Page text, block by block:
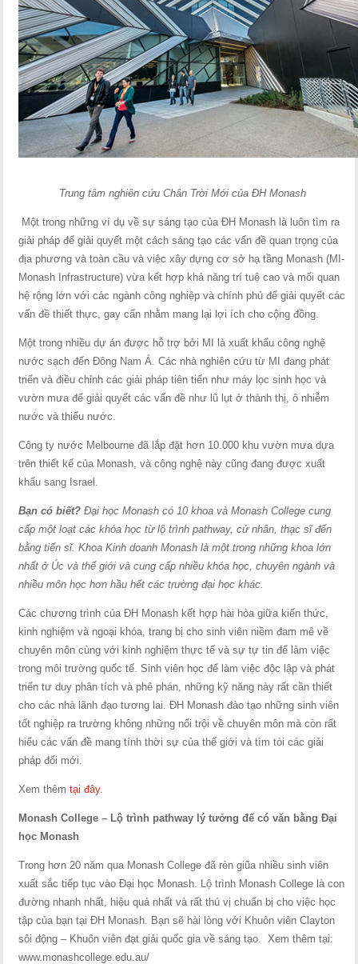
Trung tâm nghiên cứu Chân Trời Mới của ĐH Monash
Một trong những ví dụ về sự sáng tạo của ĐH Monash là luôn tìm ra
giải pháp để giải quyết một cách sáng tạo các vấn đề quan trọng của
địa phương và toàn cầu và việc xây dựng cơ sở hạ tầng Monash (MI-
Monash Infrastructure) vừa kết hợp khả năng trí tuệ cao và mối quan
hệ rộng lớn với các ngành công nghiệp và chính phủ để giải quyết các
vấn đề thiết thực, gay cấn nhằm mang lại lợi ích cho cộng đồng.
Một trong nhiều dự án được hỗ trợ bởi MI là xuất khẩu công nghệ
nước sạch đến Đông Nam Á. Các nhà nghiên cứu từ MI đang phát
triển và điều chỉnh các giải pháp tiên tiến như máy lọc sinh học và
vườn mưa để giải quyết các vấn đề như lũ lụt ở thành thị, ô nhiễm
nước và thiếu nước.
Công ty nước Melbourne đã lắp đặt hơn 10.000 khu vườn mưa dựa
trên thiết kế của Monash, và công nghệ này cũng đang được xuất
khẩu sang Israel.
Bạn có biết?Đại học Monash có 10 khoa và Monash College cung
cấp một loạt các khóa học từ lộ trình pathway, cử nhân, thạc sĩ đến
bằng tiến sĩ. Khoa Kinh doanh Monash là một trong những khoa lớn
nhất ở Úc và thế giới và cung cấp nhiều khóa học, chuyên ngành và
nhiều môn học hơn hầu hết các trường đại học khác.
Các chương trình của ĐH Monash kết hợp hài hòa giữa kiến thức,
kinh nghiệm và ngoại khóa, trang bị cho sinh viên niềm đam mê về
chuyên môn cùng với kinh nghiệm thực tế và sự tự tin để làm việc
trong môi trường quốc tế. Sinh viên học để làm việc độc lập và phát
triển tư duy phân tích và phê phán, những kỹ năng này rất cần thiết
cho các nhà lãnh đạo tương lai. ĐH Monash đào tạo những sinh viên
tốt nghiệp ra trường không những nổi trội về chuyên môn mà còn rất
hiểu các vấn đề mang tính thời sự của thế giới và tìm tòi các giải
pháp đổi mới.
Xem thêmtại đây.
Monash College – Lộ trình pathway lý tưởng để có văn bằng Đại
học Monash
Trong hơn 20 năm qua Monash College đã rèn giũa nhiều sinh viên
xuất sắc tiếp tục vào Đại học Monash. Lộ trình Monash College là con
đường nhanh nhất, hiệu quả nhất và rất thú vị chuẩn bị cho việc học
tập của bạn tại ĐH Monash. Bạn sẽ hài lòng với Khuôn viên Clayton
sôi động – Khuôn viên đạt giải quốc gia về sáng tạo. Xem thêm tại:
www.monashcollege.edu.au/